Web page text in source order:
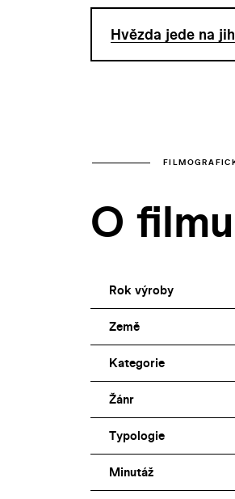
Hvězda jede na jih
O filmu
Rok výroby
Země
Kategorie
Žánr
Typologie
Minutáž